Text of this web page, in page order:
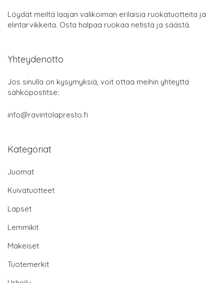
Löydät meiltä laajan valikoiman erilaisia ruokatuotteita ja
elintarvikkeita. Osta halpaa ruokaa netistä ja säästä.
Yhteydenotto
Jos sinulla on kysymyksiä, voit ottaa meihin yhteyttä
sähköpostitse:
info@ravintolapresto.fi
Kategoriat
Juomat
Kuivatuotteet
Lapset
Lemmikit
Makeiset
Tuotemerkit